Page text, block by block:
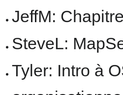
JeffM:
SteveL:
Tyler: Intro à